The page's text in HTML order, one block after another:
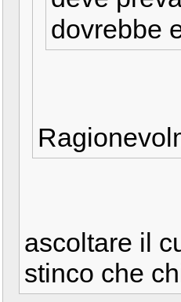
dovrebbe
ascoltare il
stinco che